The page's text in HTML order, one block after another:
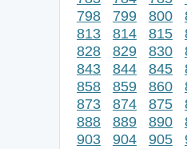
798
799 800
813
814 815
828
829 830
843
844 845
858
859 860
873
874 875
888
889 890
903
904 905